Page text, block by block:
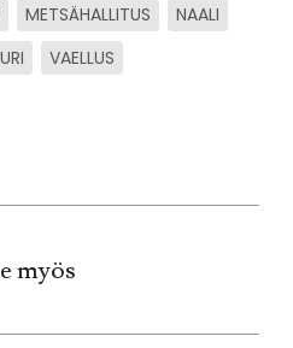
METSÄHALLITUS
NAALI
VAELLUS
myös